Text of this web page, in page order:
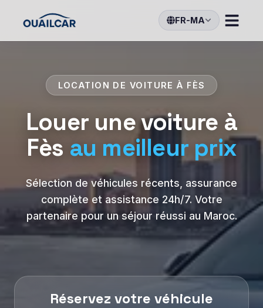
FR-MA
LOCATION DE VOITURE À FÈS
Louer une voiture à
Fès au meilleur prix
Sélection de véhicules récents, assurance
complète et assistance 24h/7. Votre
partenaire pour un séjour réussi au Maroc.
Réservez votre véhicule